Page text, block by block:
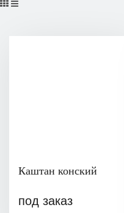
Каштан конский
под заказ